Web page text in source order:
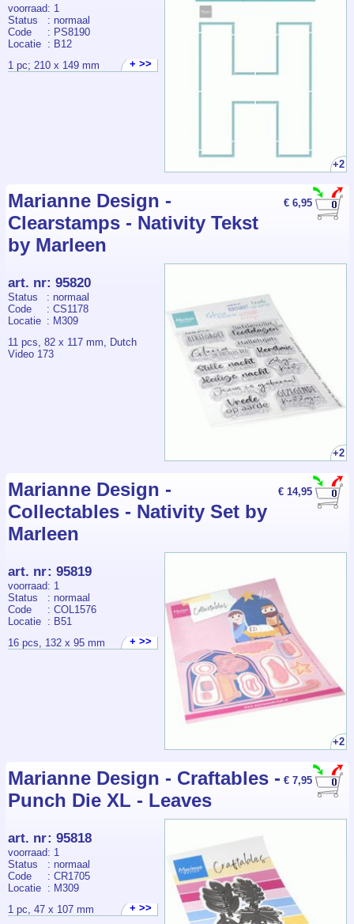
+2
voorraad: 1
Status
: normaal
Code
: PS8190
Locatie : B12
1 pc; 210 x 149 mm
+ >>
€ 6,95
Marianne Design -
Clearstamps - Nativity Tekst
by Marleen
+2
art. nr: 95820
Status
: normaal
Code
: CS1178
Locatie : M309
11 pcs, 82 x 117 mm, Dutch
Video 173
€ 14,95
Marianne Design -
Collectables - Nativity Set by
Marleen
+2
art. nr: 95819
voorraad: 1
Status
: normaal
Code
: COL1576
Locatie : B51
16 pcs, 132 x 95 mm
+ >>
€ 7,95
Marianne Design - Craftables -
Punch Die XL - Leaves
art. nr: 95818
voorraad: 1
Status
: normaal
Code
: CR1705
Locatie : M309
1 pc, 47 x 107 mm
+ >>